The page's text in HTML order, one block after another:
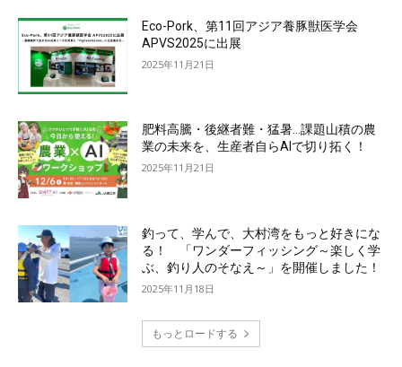
Eco-Pork、第11回アジア養豚獣医学会
APVS2025に出展
2025年11月21日
肥料高騰・後継者難・猛暑…課題山積の農
業の未来を、生産者自らAIで切り拓く！
2025年11月21日
釣って、学んで、大村湾をもっと好きにな
る！ 「ワンダーフィッシング～楽しく学
ぶ、釣り人のそなえ～」を開催しました！
2025年11月18日
もっとロードする